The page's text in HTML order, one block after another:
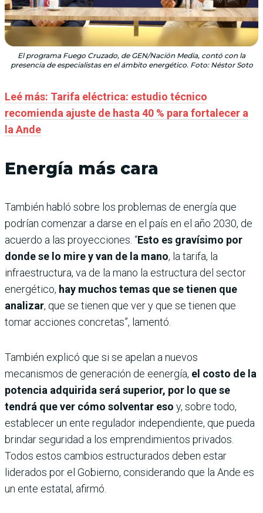
El programa Fuego Cruzado, de GEN/Nación Media, contó con la
presencia de especialistas en el ámbito energético. Foto: Néstor Soto
Leé más: Tarifa eléctrica: estudio técnico
recomienda ajuste de hasta 40 % para fortalecer a
la Ande
Energía más cara
También habló sobre los problemas de energía que
podrían comenzar a darse en el país en el año 2030, de
acuerdo a las proyecciones. “Esto es gravísimo por
donde se lo mire y van de la mano, la tarifa, la
infraestructura, va de la mano la estructura del sector
energético, hay muchos temas que se tienen que
analizar, que se tienen que ver y que se tienen que
tomar acciones concretas”, lamentó.
También explicó que si se apelan a nuevos
mecanismos de generación de eenergía, el costo de la
potencia adquirida será superior, por lo que se
tendrá que ver cómo solventar eso y, sobre todo,
establecer un ente regulador independiente, que pueda
brindar seguridad a los emprendimientos privados.
Todos estos cambios estructurados deben estar
liderados por el Gobierno, considerando que la Ande es
un ente estatal, afirmó.